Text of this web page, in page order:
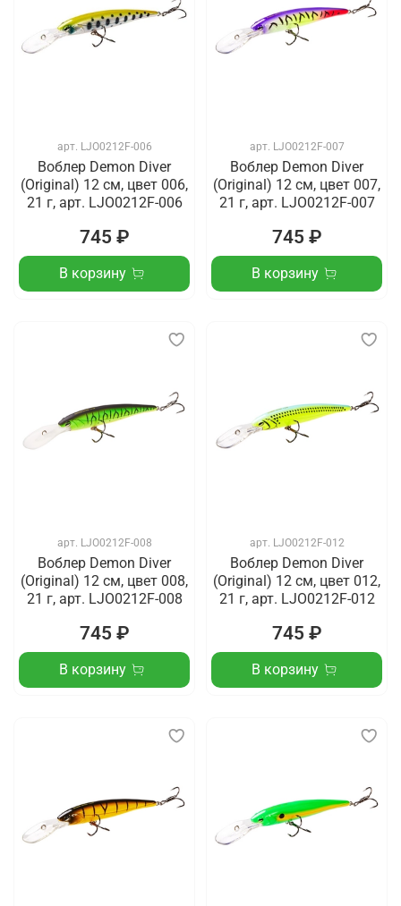
арт. LJO0212F-006
Воблер Demon Diver
(Original) 12 см, цвет 006,
21 г, арт. LJO0212F-006
745 ₽
В корзину
арт. LJO0212F-007
Воблер Demon Diver
(Original) 12 см, цвет 007,
21 г, арт. LJO0212F-007
745 ₽
В корзину
арт. LJO0212F-008
Воблер Demon Diver
(Original) 12 см, цвет 008,
21 г, арт. LJO0212F-008
745 ₽
В корзину
арт. LJO0212F-012
Воблер Demon Diver
(Original) 12 см, цвет 012,
21 г, арт. LJO0212F-012
745 ₽
В корзину